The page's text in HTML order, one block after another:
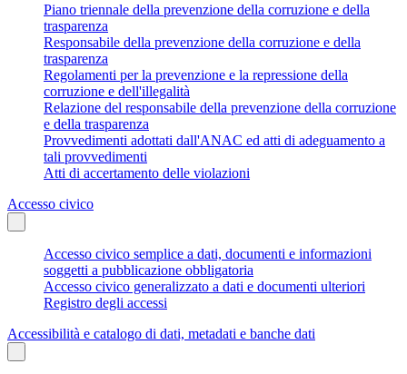
Piano triennale della prevenzione della corruzione e della
trasparenza
Responsabile della prevenzione della corruzione e della
trasparenza
Regolamenti per la prevenzione e la repressione della
corruzione e dell'illegalità
Relazione del responsabile della prevenzione della corruzione
e della trasparenza
Provvedimenti adottati dall'ANAC ed atti di adeguamento a
tali provvedimenti
Atti di accertamento delle violazioni
Accesso civico
Accesso civico semplice a dati, documenti e informazioni
soggetti a pubblicazione obbligatoria
Accesso civico generalizzato a dati e documenti ulteriori
Registro degli accessi
Accessibilità e catalogo di dati, metadati e banche dati